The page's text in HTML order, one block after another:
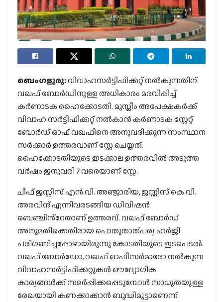
ബെംഗളൂരു:വിവാഹസർട്ടിഫിക്കറ്റ് നൽകുന്നതിന്
വഖഫ് ബോർഡിനുള്ള അധികാരം മരവിപ്പിച്ച്
കർണാടക ഹൈക്കോടതി. മുസ്ലീം അപേക്ഷകർക്ക്
വിവാഹ സർട്ടിഫിക്കറ്റ് നൽകാൻ കർണാടക സ്റ്റേറ്റ്
ബോർഡ് ഓഫ് വഖഫിനെ അനുവദിക്കുന്ന സംസ്ഥാന
സർക്കാർ ഉത്തരവാണ് സ്റ്റേ ചെയ്തത്.
ഹൈക്കോടതിയുടെ ഇടക്കാല ഉത്തരവിൽ അടുത്ത
വർഷം ജനുവരി 7 വരെയാണ് സ്റ്റേ.
ചീഫ് ജസ്റ്റിസ് എൻ.വി. അഞ്ജാരിയ, ജസ്റ്റിസ് കെ.വി.
അരവിന്ദ് എന്നിവരടങ്ങിയ ഡിവിഷൻ
ബെഞ്ചിൻ്റേതാണ് ഉത്തരവ്. വഖഫ് ബോർഡ്‌
അനുമതിക്കെതിരായ പൊതുതാത്പര്യ ഹർജി
പരിഗണിച്ചപ്പോഴായിരുന്നു കോടതിയുടെ ഇടപെടൽ.
വഖഫ് ബോർഡോ, വഖഫ് ഓഫീസർമാരോ നൽകുന്ന
വിവാഹസർട്ടിഫിക്കറ്റുകൾ ഔദ്യോ​ഗിക
കാര്യങ്ങൾക്ക് സമർപ്പിക്കപ്പെടുമ്പോൾ സാധുതയുള്ള
രേഖയായി കണക്കാക്കാൻ ബുദ്ധിമുട്ടാണെന്ന്